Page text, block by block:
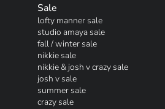
Sale
lofty manner sale
studio amaya sale
fall / winter sale
nikkie sale
nikkie & josh v crazy sale
josh v sale
summer sale
crazy sale